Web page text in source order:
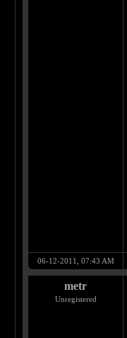
06-12-2011, 07:43 AM
metr
Unregistered